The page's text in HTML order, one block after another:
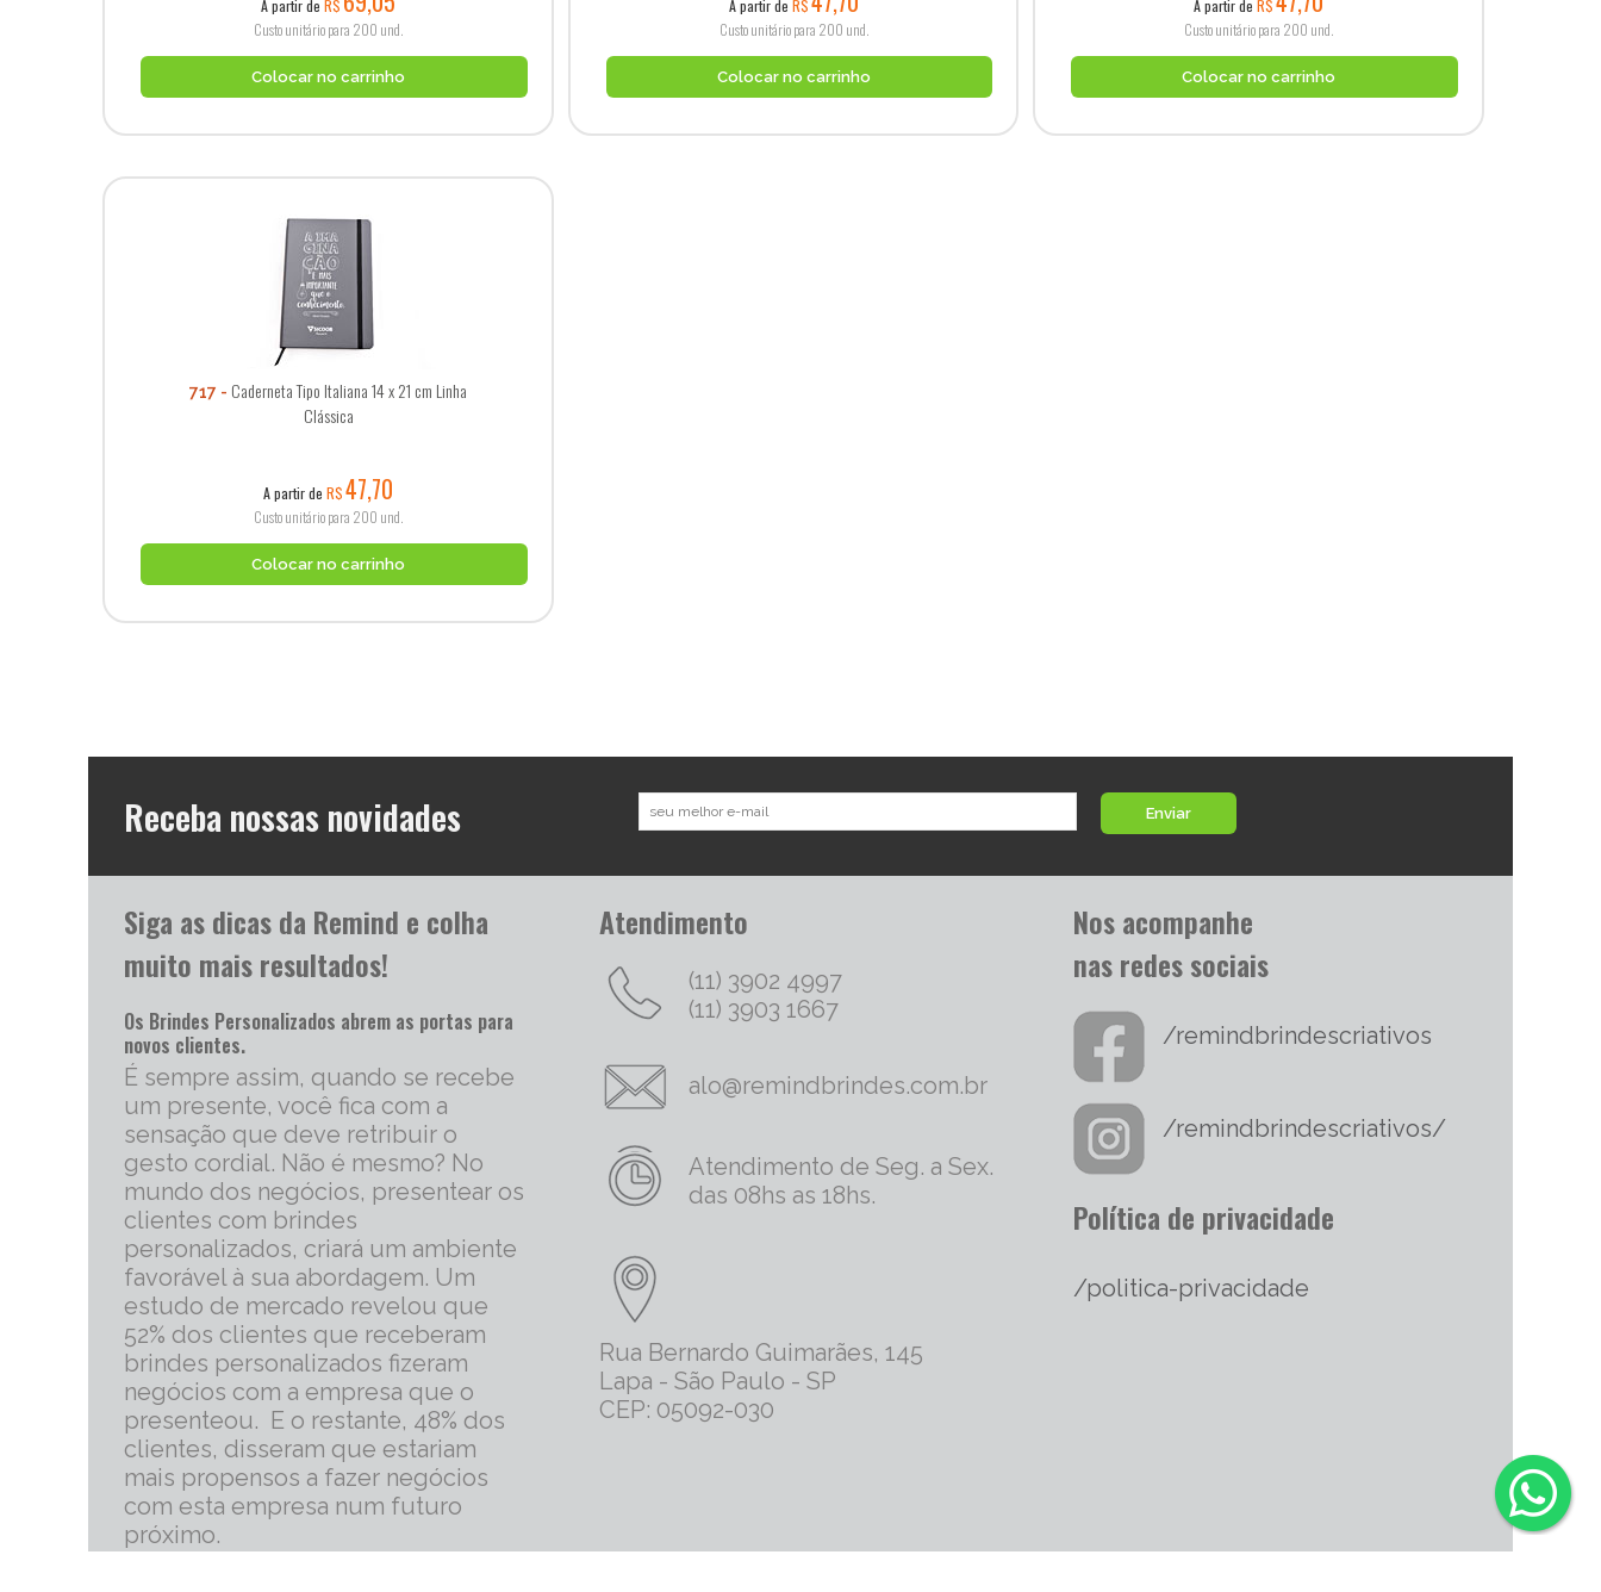
A partir deR$
Custo unitário para 200 und.
Colocar no carrinho
A partir de R$
Custo unitário para 200 und.
Colocar no carrinho
A partir de R$
Custo unitário para 200 und.
Colocar no carrinho
717
Caderneta Tipo Italiana 14 x 21 cm Linha
Clássica
A partir deR$47,70
Custo unitário para 200 und.
Colocar no carrinho
Receba nossas novidades Enviar
Siga as dicas da Remind e colha
muito mais resultados!
Os Brindes Personalizados abrem as portas para
novos clientes.
É sempre assim, quando se recebe
um presente, você fica com a
sensação que deve retribuir o
gesto cordial. Não é mesmo? No
mundo dos negócios, presentear os
clientes com brindes
personalizados, criará um ambiente
favorável à sua abordagem. Um
estudo de mercado revelou que
52% dos clientes que receberam
brindes personalizados fizeram
negócios com a empresa que o
presenteou. E o restante, 48% dos
clientes, disseram que estariam
mais propensos a fazer negócios
com esta empresa num futuro
próximo.
Atendimento
(11) 3902 4997
(11) 3903 1667
alo@remindbrindes.com.br
Atendimento de Seg. a Sex.
das 08hs as 18hs.
Rua Bernardo Guimarães, 145
Lapa - São Paulo - SP
CEP: 05092-030
Nos acompanhe
nas redes sociais
/remindbrindescriativos
/remindbrindescriativos/
Política de privacidade
/politica-privacidade